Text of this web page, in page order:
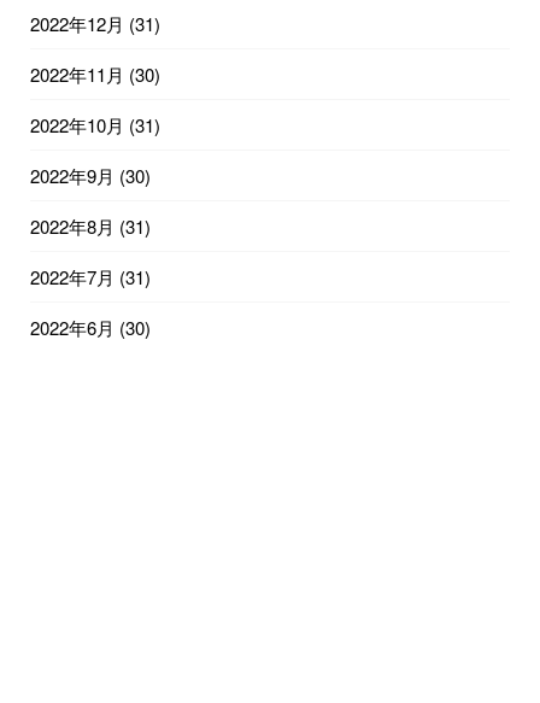
2022年12月 (31)
2022年11月 (30)
2022年10月 (31)
2022年9月 (30)
2022年8月 (31)
2022年7月 (31)
2022年6月 (30)